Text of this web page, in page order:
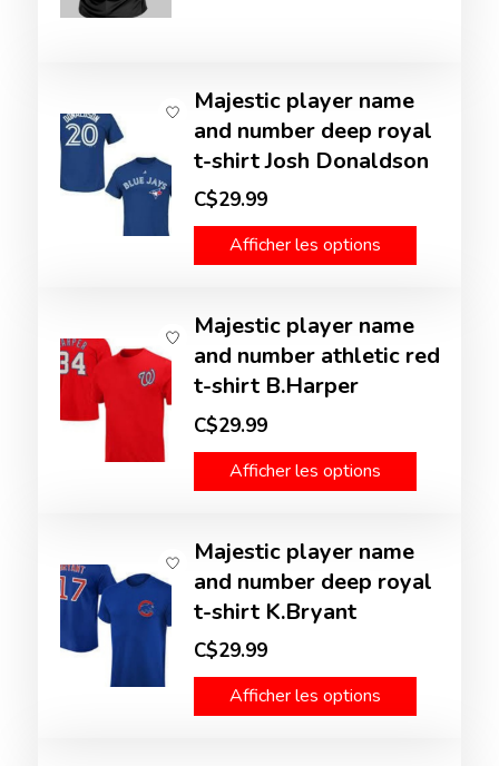
Majestic player name
and number deep royal
t-shirt Josh Donaldson
C$29.99
Afficher les options
Majestic player name
and number athletic red
t-shirt B.Harper
C$29.99
Afficher les options
Majestic player name
and number deep royal
t-shirt K.Bryant
C$29.99
Afficher les options